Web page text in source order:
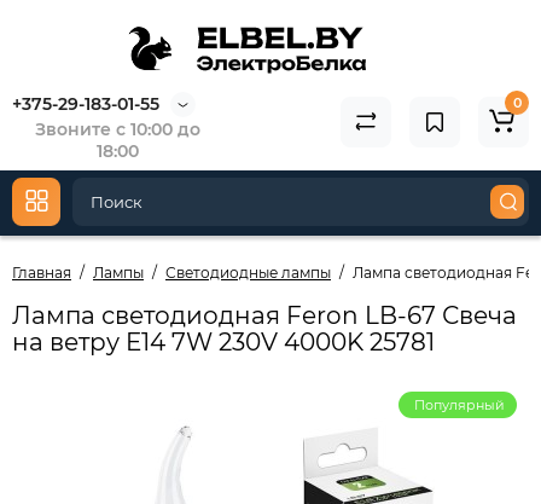
+375-29-183-01-55
Звоните с 10:00 до
18:00
0
Главная Лампы Светодиодные лампы Лампа светодиодная
Лампа светодиодная Feron LB-67 Свеча
на ветру E14 7W 230V 4000K 25781
Популярный